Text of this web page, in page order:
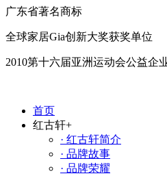
广东省著名商标
全球家居Gia创新大奖获奖单位
2010第十六届亚洲运动会公益企
首页
红古轩+
· 红古轩简介
· 品牌故事
· 品牌荣耀